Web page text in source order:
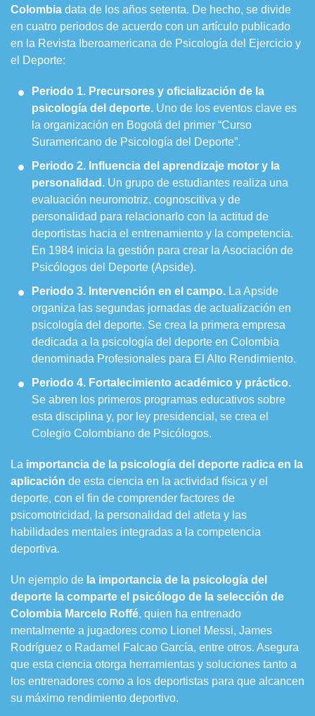
Colombia data de los años setenta. De hecho, se divide
en cuatro periodos de acuerdo con un artículo publicado
en la Revista Iberoamericana de Psicología del Ejercicio y
el Deporte:
Periodo 1. Precursores y oficialización de la
psicología del deporte. Uno de los eventos clave es
la organización en Bogotá del primer “Curso
Suramericano de Psicología del Deporte”.
Periodo 2. Influencia del aprendizaje motor y la
personalidad. Un grupo de estudiantes realiza una
evaluación neuromotriz, cognoscitiva y de
personalidad para relacionarlo con la actitud de
deportistas hacia el entrenamiento y la competencia.
En 1984 inicia la gestión para crear la Asociación de
Psicólogos del Deporte (Apside).
Periodo 3. Intervención en el campo. La Apside
organiza las segundas jornadas de actualización en
psicología del deporte. Se crea la primera empresa
dedicada a la psicología del deporte en Colombia
denominada Profesionales para El Alto Rendimiento.
Periodo 4. Fortalecimiento académico y práctico.
Se abren los primeros programas educativos sobre
esta disciplina y, por ley presidencial, se crea el
Colegio Colombiano de Psicólogos.
La importancia de la psicología del deporte radica en la
aplicación de esta ciencia en la actividad física y el
deporte, con el fin de comprender factores de
psicomotricidad, la personalidad del atleta y las
habilidades mentales integradas a la competencia
deportiva.
Un ejemplo de la importancia de la psicología del
deporte la comparte el psicólogo de la selección de
Colombia Marcelo Roffé, quien ha entrenado
mentalmente a jugadores como Lionel Messi, James
Rodríguez o Radamel Falcao García, entre otros. Asegura
que esta ciencia otorga herramientas y soluciones tanto a
los entrenadores como a los deportistas para que alcancen
su máximo rendimiento deportivo.